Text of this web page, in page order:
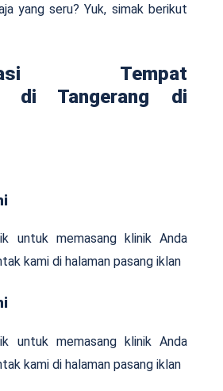
yang seru? Yuk, simak berikut
Tempat
di Tangerang di
untuk memasang klinik Anda
kami di halaman pasang iklan
untuk memasang klinik Anda
kami di halaman pasang iklan